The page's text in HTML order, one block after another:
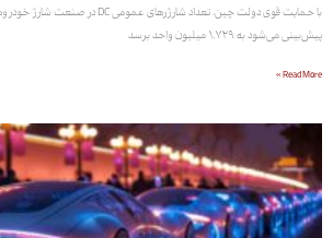
پیش‌بینی می‌شود به ۱.۷۲۹ میلیون واحد برسد
Read More »